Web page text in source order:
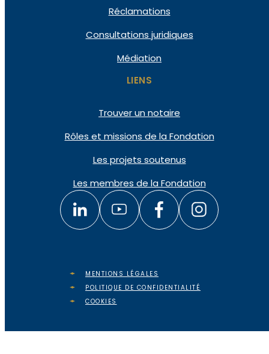
Réclamations
Consultations juridiques
Médiation
LIENS
Trouver un notaire
Rôles et missions de la Fondation
Les projets soutenus
Les membres de la Fondation
MENTIONS LÉGALES
POLITIQUE DE CONFIDENTIALITÉ
COOKIES